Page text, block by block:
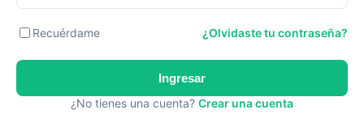
Recuérdame ¿Olvidaste tu contraseña?
Ingresar
¿No tienes una cuenta? Crear una cuenta